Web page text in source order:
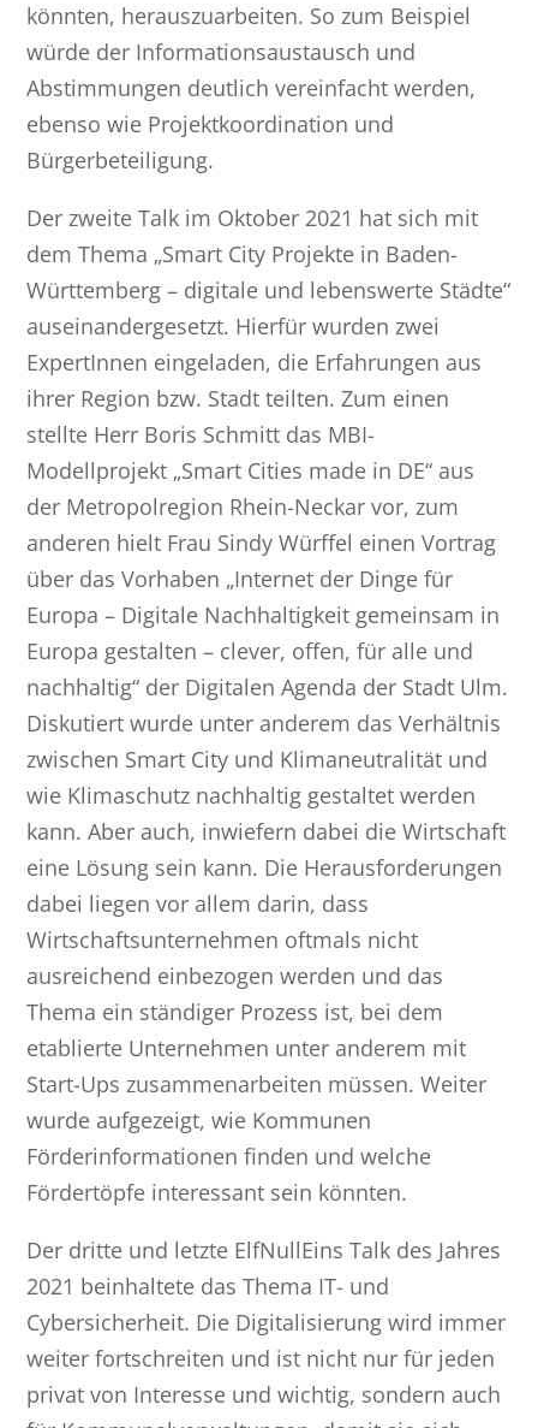
könnten, herauszuarbeiten. So zum Beispiel
würde der Informationsaustausch und
Abstimmungen deutlich vereinfacht werden,
ebenso wie Projektkoordination und
Bürgerbeteiligung.
Der zweite Talk im Oktober 2021 hat sich mit
dem Thema „Smart City Projekte in Baden-
Württemberg – digitale und lebenswerte Städte“
auseinandergesetzt. Hierfür wurden zwei
ExpertInnen eingeladen, die Erfahrungen aus
ihrer Region bzw. Stadt teilten. Zum einen
stellte Herr Boris Schmitt das MBI-
Modellprojekt „Smart Cities made in DE“ aus
der Metropolregion Rhein-Neckar vor, zum
anderen hielt Frau Sindy Würffel einen Vortrag
über das Vorhaben „Internet der Dinge für
Europa – Digitale Nachhaltigkeit gemeinsam in
Europa gestalten – clever, offen, für alle und
nachhaltig“ der Digitalen Agenda der Stadt Ulm.
Diskutiert wurde unter anderem das Verhältnis
zwischen Smart City und Klimaneutralität und
wie Klimaschutz nachhaltig gestaltet werden
kann. Aber auch, inwiefern dabei die Wirtschaft
eine Lösung sein kann. Die Herausforderungen
dabei liegen vor allem darin, dass
Wirtschaftsunternehmen oftmals nicht
ausreichend einbezogen werden und das
Thema ein ständiger Prozess ist, bei dem
etablierte Unternehmen unter anderem mit
Start-Ups zusammenarbeiten müssen. Weiter
wurde aufgezeigt, wie Kommunen
Förderinformationen finden und welche
Fördertöpfe interessant sein könnten.
Der dritte und letzte ElfNullEins Talk des Jahres
2021 beinhaltete das Thema IT- und
Cybersicherheit. Die Digitalisierung wird immer
weiter fortschreiten und ist nicht nur für jeden
privat von Interesse und wichtig, sondern auch